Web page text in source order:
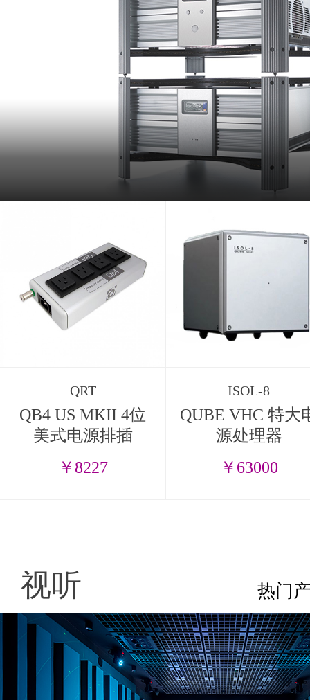
QRT
QB4 US MKII 4位
美式电源排插
￥8227
ISOL-8
QUBE VHC 特大
源处理器
￥63000
视听 热门